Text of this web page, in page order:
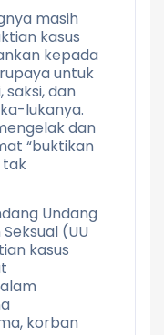
masih
kasus
kepada
untuk
dan
lukanya.
dan
“buktikan
tak
Undang
(UU
kasus
korban